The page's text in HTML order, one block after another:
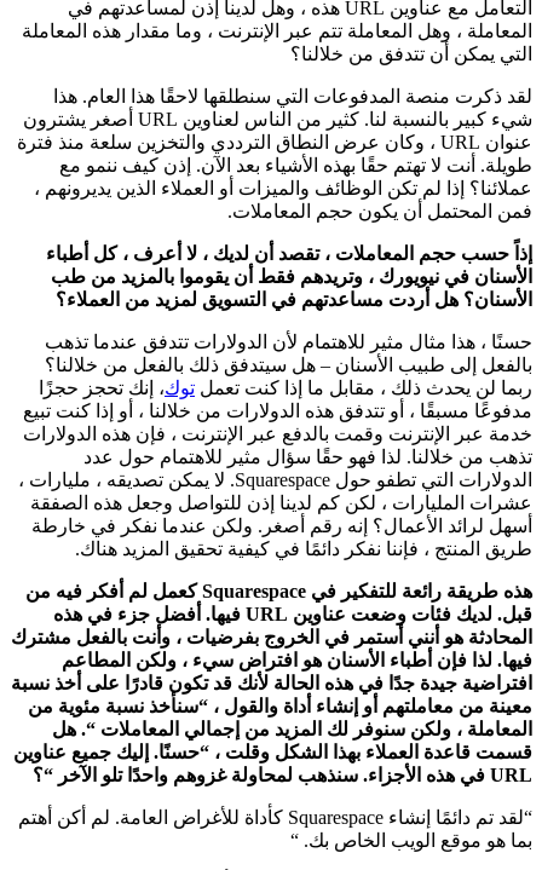
التعامل مع عناوين URL هذه ، وهل لدينا إذن لمساعدتهم في
المعاملة ، وهل المعاملة تتم عبر الإنترنت ، وما مقدار هذه المعاملة
التي يمكن أن تتدفق من خلالنا؟
لقد ذكرت منصة المدفوعات التي سنطلقها لاحقًا هذا العام. هذا
شيء كبير بالنسبة لنا. كثير من الناس لعناوين URL أصغر يشترون
عنوان URL ، وكان عرض النطاق الترددي والتخزين سلعة منذ فترة
طويلة. أنت لا تهتم حقًا بهذه الأشياء بعد الآن. إذن كيف ننمو مع
عملائنا؟ إذا لم تكن الوظائف والميزات أو العملاء الذين يديرونهم ،
فمن المحتمل أن يكون حجم المعاملات.
إذاً حسب حجم المعاملات ، تقصد أن لديك ، لا أعرف ، كل أطباء
الأسنان في نيويورك ، وتريدهم فقط أن يقوموا بالمزيد من طب
الأسنان؟ هل أردت مساعدتهم في التسويق لمزيد من العملاء؟
حسنًا ، هذا مثال مثير للاهتمام لأن الدولارات تتدفق عندما تذهب
بالفعل إلى طبيب الأسنان – هل سيتدفق ذلك بالفعل من خلالنا؟
ربما لن يحدث ذلك ، مقابل ما إذا كنت تعمل توك، إنك تحجز حجزًا
مدفوعًا مسبقًا ، أو تتدفق هذه الدولارات من خلالنا ، أو إذا كنت تبيع
خدمة عبر الإنترنت وقمت بالدفع عبر الإنترنت ، فإن هذه الدولارات
تذهب من خلالنا. لذا فهو حقًا سؤال مثير للاهتمام حول عدد
الدولارات التي تطفو حول Squarespace. لا يمكن تصديقه ، مليارات ،
عشرات المليارات ، لكن كم لدينا إذن للتواصل وجعل هذه الصفقة
أسهل لرائد الأعمال؟ إنه رقم أصغر. ولكن عندما نفكر في خارطة
طريق المنتج ، فإننا نفكر دائمًا في كيفية تحقيق المزيد هناك.
هذه طريقة رائعة للتفكير في Squarespace كعمل لم أفكر فيه من
قبل. لديك فئات وضعت عناوين URL فيها. أفضل جزء في هذه
المحادثة هو أنني أستمر في الخروج بفرضيات ، وأنت بالفعل مشترك
فيها. لذا فإن أطباء الأسنان هو افتراض سيء ، ولكن المطاعم
افتراضية جيدة جدًا في هذه الحالة لأنك قد تكون قادرًا على أخذ نسبة
معينة من معاملتهم أو إنشاء أداة والقول ، “سنأخذ نسبة مئوية من
المعاملة ، ولكن سنوفر لك المزيد من إجمالي المعاملات “. هل
قسمت قاعدة العملاء بهذا الشكل وقلت ، “حسنًا. إليك جميع عناوين
URL في هذه الأجزاء. سنذهب لمحاولة غزوهم واحدًا تلو الآخر “؟
“لقد تم دائمًا إنشاء Squarespace كأداة للأغراض العامة. لم أكن أهتم
بما هو موقع الويب الخاص بك. “